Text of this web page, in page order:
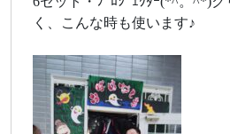
く、こんな時も使います♪